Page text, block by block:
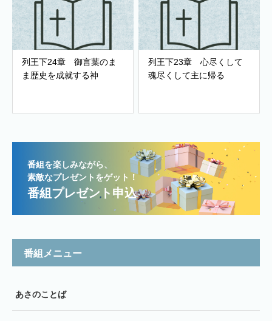
列王下24章 御言葉のま
ま歴史を成就する神
列王下23章 心尽くして
魂尽くして主に帰る
番組を楽しみながら、
素敵なプレゼントをゲット！
番組プレゼント申込
番組メニュー
あさのことば